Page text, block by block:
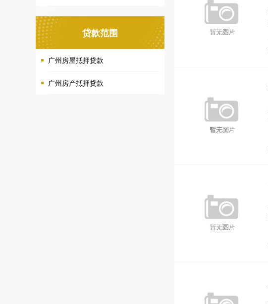
贷款范围
广州房屋抵押贷款
广州房产抵押贷款